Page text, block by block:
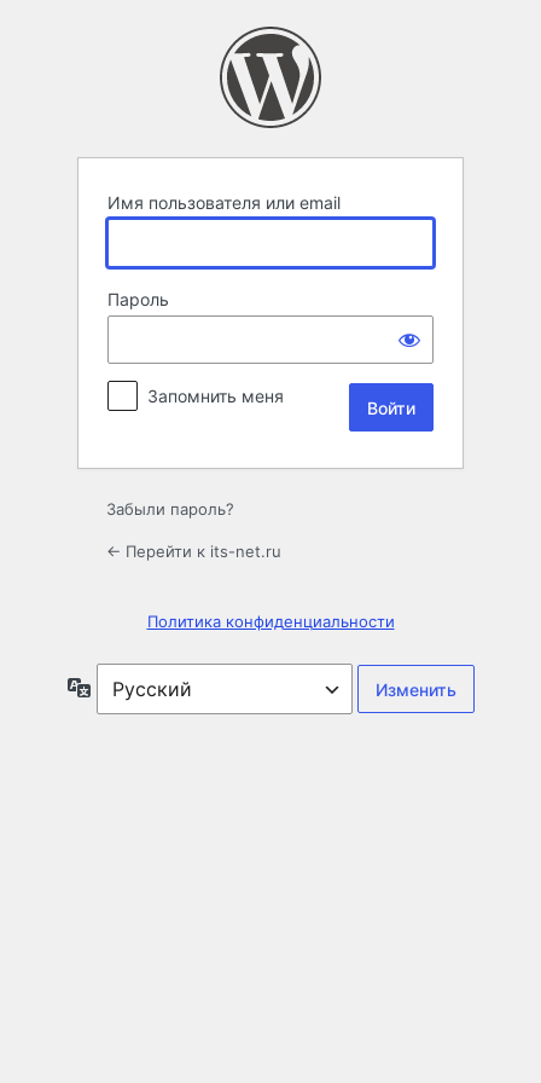
Имя пользователя или email
Пароль
Запомнить меня
Забыли пароль?
← Перейти к its-net.ru
Политика конфиденциальности
Язык